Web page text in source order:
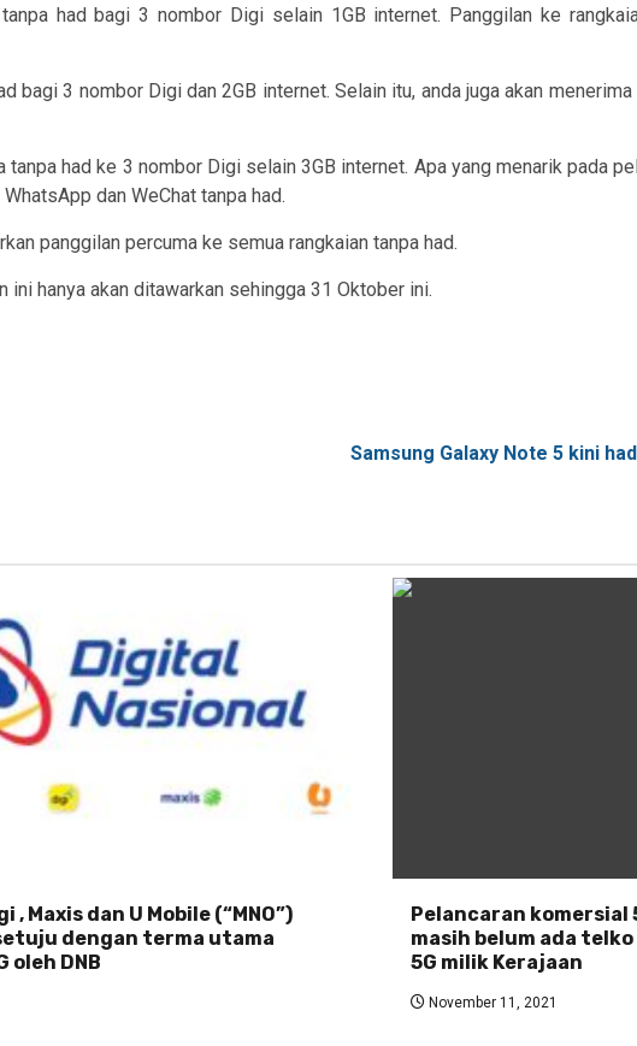
had bagi 3 nombor Digi selain 1GB internet. Panggilan ke
bagi 3 nombor Digi dan 2GB internet. Selain itu, anda juga akan
had ke 3 nombor Digi selain 3GB internet. Apa yang menarik pada
dan WeChat tanpa had.
panggilan percuma ke semua rangkaian tanpa had.
ini hanya akan ditawarkan sehingga 31 Oktober ini.
Samsung Galaxy Note 5 kini
, Maxis dan U Mobile (“MNO”)
dengan terma utama
oleh DNB
Pelancaran
masih belum ada
5G milik Kerajaan
November 11, 2021